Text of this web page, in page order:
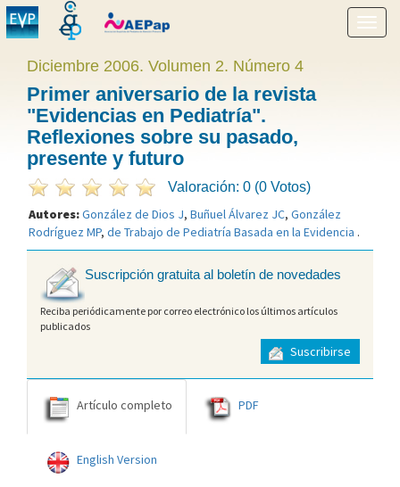
menú
Diciembre 2006. Volumen 2. Número 4
Primer aniversario de la revista
"Evidencias en Pediatría".
Reflexiones sobre su pasado,
presente y futuro
Valoración: 0 (0 Votos)
Autores:González de Dios J, Buñuel Álvarez JC, González
Rodríguez MP, de Trabajo de Pediatría Basada en la Evidencia .
Suscripción gratuita al boletín de novedades
Reciba periódicamente por correo electrónico los últimos artículos
publicados
Suscribirse
Artículo completo PDF
English Version